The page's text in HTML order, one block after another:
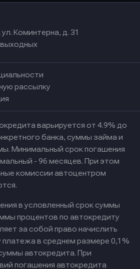
Коминтерна, д. 31
выходных
рассылку
варьируется от 4.9% до
банка, суммы займа и
Минимальный срок погашения
- 96 месяцев. При этом
комиссии автоцентром
в условленный срок суммы
процентов по автокредиту
за собой право начислить
в среднем размере 0,1%
автокредита. При
погашения автокредита